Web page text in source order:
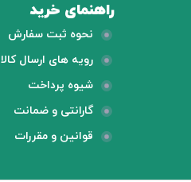
راهنمای خرید
نحوه ثبت سفارش
رویه های ارسال کالا
شیوه پرداخت
گارانتی و ضمانت
قوانین و مقررات